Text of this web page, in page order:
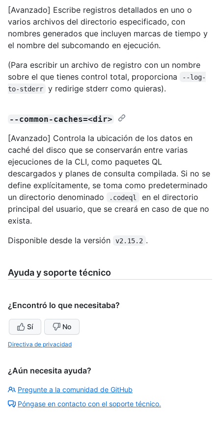
[Avanzado] Escribe registros detallados en uno o
varios archivos del directorio especificado, con
nombres generados que incluyen marcas de tiempo y
el nombre del subcomando en ejecución.
(Para escribir un archivo de registro con un nombre
sobre el que tienes control total, proporciona
--log-
to-stderr
y redirige stderr como quieras).
--common-caches=<dir>
[Avanzado] Controla la ubicación de los datos en
caché del disco que se conservarán entre varias
ejecuciones de la CLI, como paquetes QL
descargados y planes de consulta compilada. Si no se
define explícitamente, se toma como predeterminado
un directorio denominado
.codeql
en el directorio
principal del usuario, que se creará en caso de que no
exista.
Disponible desde la versión
v2.15.2 .
Ayuda y soporte técnico
¿Encontró lo que necesitaba?
Sí No
Directiva de privacidad
¿Aún necesita ayuda?
Pregunte a la comunidad de GitHub
Póngase en contacto con el soporte técnico.